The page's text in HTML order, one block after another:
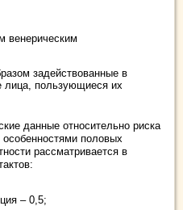
венерическим
задействованные в
лица, пользующиеся их
данные относительно риска
половых
рассматривается в
– 0,5;